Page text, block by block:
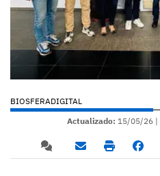
BIOSFERADIGITAL
Actualizado: 15/05/26 |